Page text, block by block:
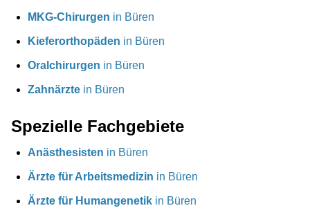
MKG-Chirurgen in Büren
Kieferorthopäden in Büren
Oralchirurgen in Büren
Zahnärzte in Büren
Spezielle Fachgebiete
Anästhesisten in Büren
Ärzte für Arbeitsmedizin in Büren
Ärzte für Humangenetik in Büren